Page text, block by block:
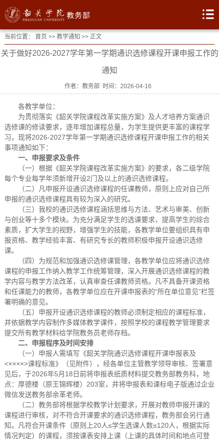
当前位置： 首页 >> 教学通知 >> 正文
关于做好2026-2027学年第一学期通识选修课程开课申报工作的
通知
作者：教务部 时间：2026-04-16
各教学单位：
为贯彻落实《韶关学院课程改革实施方案》及人才培养方案通识
选修课的修读要求，逐年增加课程总量，为学生提供更丰富的课程学
习，现将2026-2027学年第一学期通识选修课程开课申报工作的相关
事项通知如下：
一、申报要求及条件
（一）根据《韶关学院课程改革实施方案》的要求，各二级学院
每个专业每学年须新增开设2门及以上的通识选修课程。
（二）凡申报开设通识选修课程的任课教师，原则上应对自己所
申报的通识选修课程具有较为深入的研究。
（三）我校的通识选修课程涵括思维与方法、艺术与审美、创新
与创业等十多个模块。为充分满足学生的选课要求，提高学生的综合
素质，扩大学生的视野，增强学生的技能，各教学单位要组织具有申
报资格、教学经验丰富、有研究专长的教师积极申报开设通识选修
课。
（四）为规范和加强通识选修课管理，各教学单位应将通识选修
课程的申报工作纳入教学工作统筹管理，深入开展通识选修课程的教
学内容与教学方法改革，认真审查任课教师资格。凡不具备开课资格
和任课能力的教师，各教学单位应在开课申报表的“所在单位意见”栏签
署明确的意见。
（五）申报开设通识选修课程的教师必须制定相应的课程标准，
并依据教学内容制作多媒体教学课件，按照学校的课程教学管理要求
提交所有教学材料给学院教务员老师存档。
二、申报程序及时间安排
（一）申报人需填写《韶关学院通识选修课程开课申报表及
<××××>课程标准》（见附件），经各单位主管教学领导审核、签署意
见后，于2026年5月18日前将申报表纸质材料提交教务部教务科，地
点：厚德楼（原王锦辉楼）203室，并将申报表和课标电子版通过企业
微信发送教务部余革老师。
（二）教务部将根据学校教学计划要求，开展对教师申报开课的
课程进行审核，对不符合开课要求的通识选修课程，教务部会另行通
知。凡符合开课条件（原则上20人≤学生选课人数≤120人，根据实际
情况判定）的课程，须按课表安排上课（上课的具体时间和地点可登